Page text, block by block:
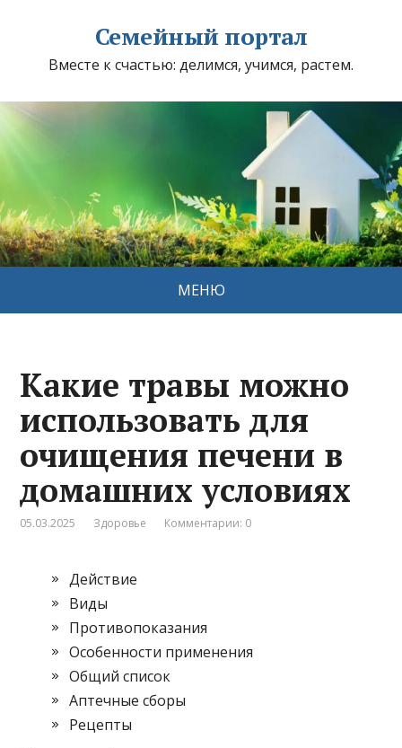
Семейный портал
Вместе к счастью: делимся, учимся, растем.
МЕНЮ
Какие травы можно
использовать для
очищения печени в
домашних условиях
05.03.2025 Здоровье Комментарии: 0
Действие
Виды
Противопоказания
Особенности применения
Общий список
Аптечные сборы
Рецепты